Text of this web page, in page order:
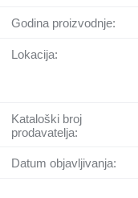
Godina proizvodnje:
Lokacija:
Kataloški broj
prodavatelja:
Datum objavljivanja: